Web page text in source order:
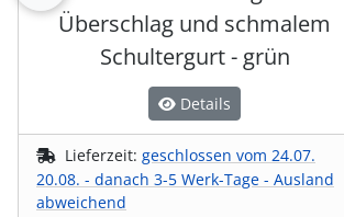
Überschlag und schmalem
Schultergurt - grün
Details
Lieferzeit: geschlossen vom 24.07.
20.08. - danach 3-5 Werk-Tage - Ausland
abweichend